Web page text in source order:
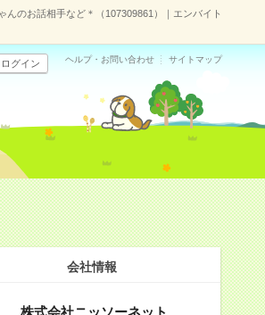
のお話相手など＊（107309861）｜エンバイト
ログイン ヘルプ・お問い合わせ サイトマップ
会社情報
株式会社ニッソーネット